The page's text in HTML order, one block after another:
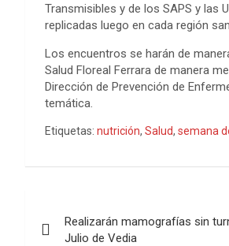
Transmisibles y de los SAPS y las
replicadas luego en cada región
Los encuentros se harán de
Salud Floreal Ferrara de manera
Dirección de Prevención de
temática.
Etiquetas: nutrición, Salud, semana
Realizarán mamografías sin
Julio de Vedia